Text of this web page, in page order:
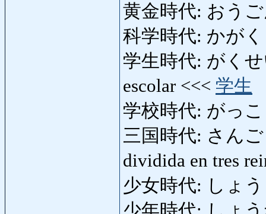
黄金時代: おう
科学時代: かが
学生時代: がくせ
escolar <<< 学生
学校時代: がっ
三国時代: さんご
dividida en tres
少女時代: しょ